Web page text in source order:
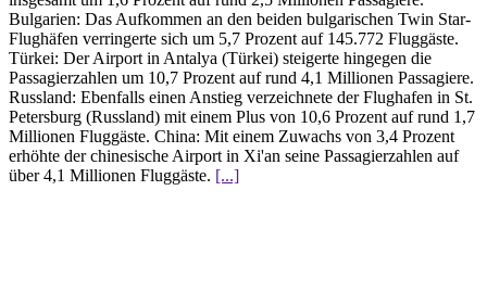
Bulgarien: Das Aufkommen an den beiden bulgarischen Twin Star-
Flughäfen verringerte sich um 5,7 Prozent auf 145.772 Fluggäste.
Türkei: Der Airport in Antalya (Türkei) steigerte hingegen die
Passagierzahlen um 10,7 Prozent auf rund 4,1 Millionen Passagiere.
Russland: Ebenfalls einen Anstieg verzeichnete der Flughafen in St.
Petersburg (Russland) mit einem Plus von 10,6 Prozent auf rund 1,7
Millionen Fluggäste. China: Mit einem Zuwachs von 3,4 Prozent
erhöhte der chinesische Airport in Xi'an seine Passagierzahlen auf
über 4,1 Millionen Fluggäste. [...]